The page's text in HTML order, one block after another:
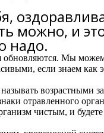
можно, и
надо.
обновляются. Мы можем
если знаем как
возрастными
отравленного
чистым, и